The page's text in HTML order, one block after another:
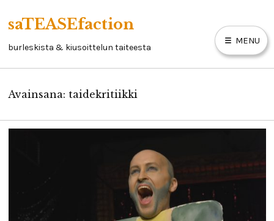
content
saTEASEfaction
burleskista & kiusoittelun taiteesta
MENU
ARTIKKELIT
YHTEYSTIEDOT
Avainsana: taidekritiikki